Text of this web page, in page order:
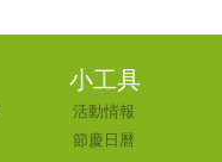
小工具
活動情報
節慶日曆